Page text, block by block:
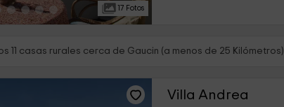
17 Fotos
11 casas rurales cerca de Gaucin (a menos de 25 Kilómetros)
Villa Andrea